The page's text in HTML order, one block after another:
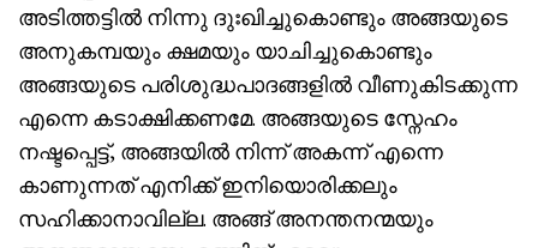
അടിത്തട്ടിൽ നിന്നു ദുഃഖിച്ചുകൊണ്ടും അങ്ങയുടെ
അനുകമ്പയും ക്ഷമയും യാചിച്ചുകൊണ്ടും
അങ്ങയുടെ പരിശുദ്ധപാദങ്ങളിൽ വീണുകിടക്കുന്ന
എന്നെ കടാക്ഷിക്കണമേ. അങ്ങയുടെ സ്നേഹം
നഷ്ടപ്പെട്ട്, അങ്ങയിൽ നിന്ന് അകന്ന് എന്നെ
കാണുന്നത് എനിക്ക് ഇനിയൊരിക്കലും
സഹിക്കാനാവില്ല. അങ്ങ് അനന്തനന്മയും